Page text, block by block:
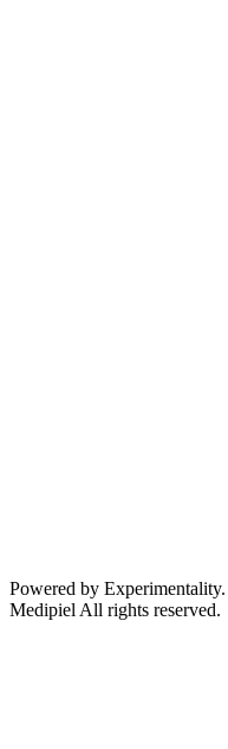
Powered by Experimentality
Medipiel All rights reserved.